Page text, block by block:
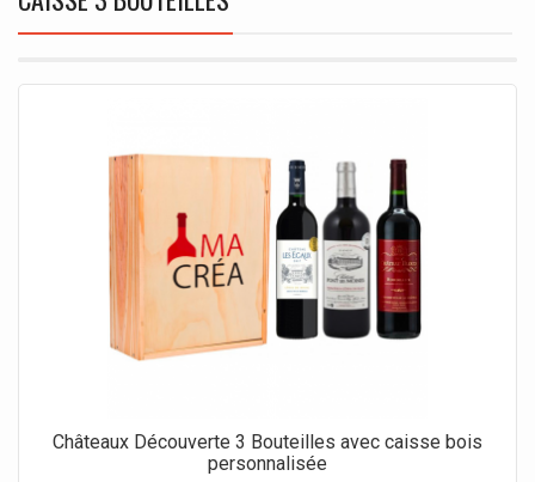
Châteaux Découverte 3 Bouteilles avec caisse bois
personnalisée